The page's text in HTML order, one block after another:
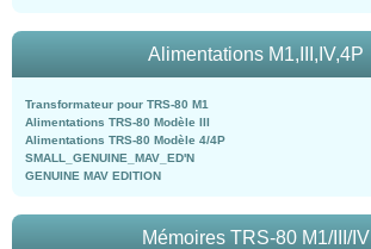
Alimentations M1,III,IV,4P
Transformateur pour TRS-80 M1
Alimentations TRS-80 Modèle III
Alimentations TRS-80 Modèle 4/4P
SMALL_GENUINE_MAV_ED'N
GENUINE MAV EDITION
Mémoires TRS-80 M1/III/IV